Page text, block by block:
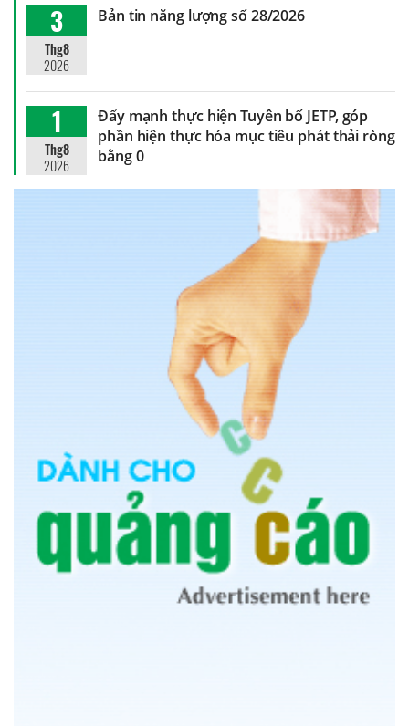
3
Thg8
2026
Bản tin năng lượng số 28/2026
1
Thg8
2026
Đẩy mạnh thực hiện Tuyên bố JETP, góp
phần hiện thực hóa mục tiêu phát thải ròng
bằng 0